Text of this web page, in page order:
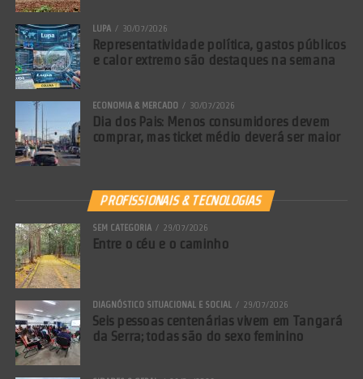
LUPA 30/07/2026
Representatividade política, gastos públicos
e calor extremo são destaques na semana
ECONOMIA & MERCADO 30/07/2026
Dia dos Pais: Menos consumidores devem
comprar, mas ticket médio deverá ser maior
PROFISSIONAIS & TECNOLOGIAS
SEM CATEGORIA 29/07/2026
Entre o céu e o caminho
DIAGNÓSTICO SITUACIONAL E SOCIAL 29/07/2026
Seis pessoas centenárias vivem em Tangará
da Serra; todas são do sexo feminino